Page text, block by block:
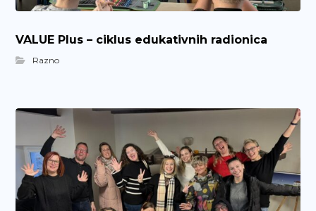
VALUE Plus – ciklus edukativnih radionica
Razno